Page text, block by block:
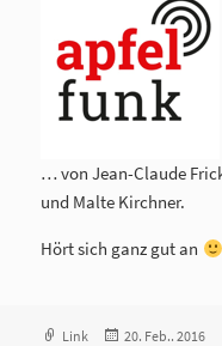
… von Jean-Claude
und Malte Kirchner.
Hört sich ganz gut an
Format
Link
Veröffentlicht
20. Feb.. 2016